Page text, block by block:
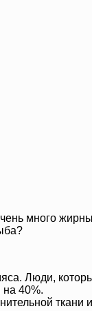
много
Люди,
на 40%.
ткани